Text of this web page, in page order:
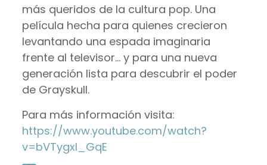
más queridos de la cultura pop. Una
película hecha para quienes crecieron
levantando una espada imaginaria
frente al televisor… y para una nueva
generación lista para descubrir el poder
de Grayskull.
Para más información visita:
https://www.youtube.com/watch?
v=bVTygxI_GqE